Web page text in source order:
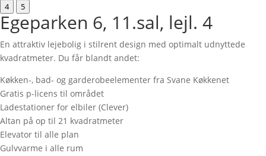
4 5
Egeparken 6, 11.sal, lejl. 4
En attraktiv lejebolig i stilrent design med optimalt udnyttede
kvadratmeter. Du får blandt andet:
Køkken-, bad- og garderobeelementer fra Svane Køkkenet
Gratis p-licens til området
Ladestationer for elbiler (Clever)
Altan på op til 21 kvadratmeter
Elevator til alle plan
Gulvvarme i alle rum